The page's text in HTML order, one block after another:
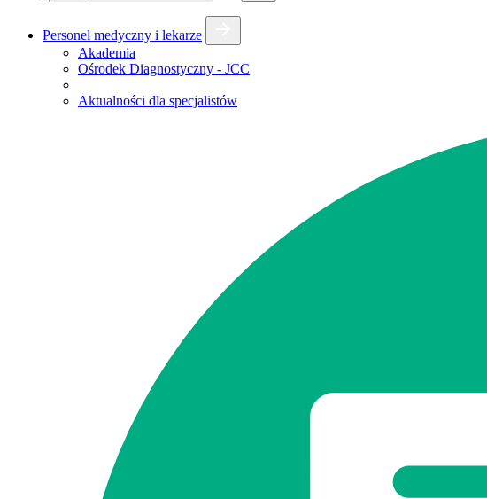
Personel medyczny i lekarze
Akademia
Ośrodek Diagnostyczny - JCC
Aktualności dla specjalistów